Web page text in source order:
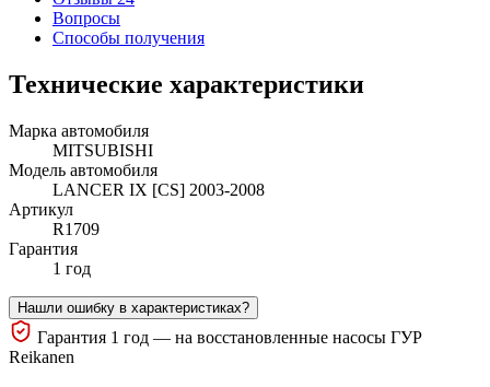
Вопросы
Способы получения
Технические характеристики
Марка автомобиля
MITSUBISHI
Модель автомобиля
LANCER IX [CS] 2003-2008
Артикул
R1709
Гарантия
1 год
Нашли ошибку в характеристиках?
Гарантия 1 год — на восстановленные насосы ГУР
Reikanen